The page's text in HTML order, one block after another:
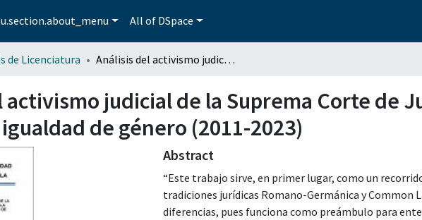
All of DSpace
de Licenciatura Análisis del activismo judicial de la Suprema Corte de Justicia de la Nación en materia de igualdad de género (2011-2023)
judicial de la Suprema Corte de
de género (2011-2023)
Abstract
“Este trabajo sirve, en primer lugar, como un
tradiciones jurídicas Romano-Germánica y Common
diferencias, pues funciona como preámbulo para